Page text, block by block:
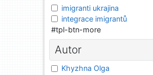
imigranti ukrajina
integrace imigrantů
#tpl-btn-more
Autor
Khyzhna Olga